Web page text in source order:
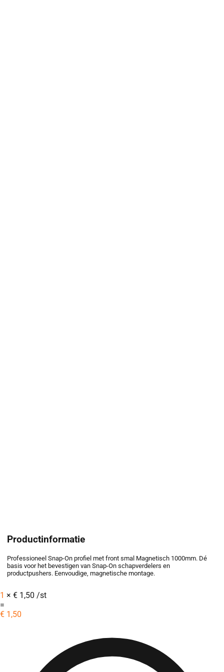
Productinformatie
Professioneel Snap-On profiel met front smal Magnetisch 1000mm. Dé
basis voor het bevestigen van Snap-On schapverdelers en
productpushers. Eenvoudige, magnetische montage.
1 × € 1,50 /st
=
€ 1,50